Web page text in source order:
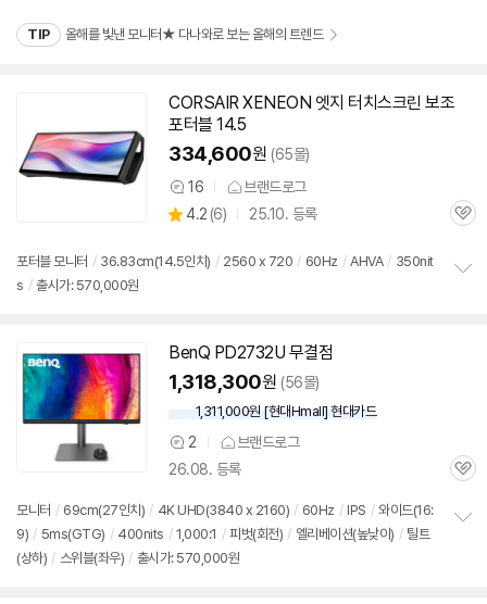
TIP 올해를 빛낸 모니터★ 다나와로 보는 올해의 트렌드
CORSAIR XENEON 엣지 터치스크린 보조
포터블 14.5
334,600원 (65몰)
상
품
견
16 브랜드로그
별
4.2 (상
리
6) 25.10. 등록
관
포터블모니터 / 36.83cm(14.5인치) / 2560 x 720 / 60Hz / AHVA / 350nit
s / 출시가: 570,000원
BenQ PD2732U 무결점
1,318,300원 (56몰)
1,311,000원 [현대Hmall] 현대카드
상
품
견
2
브랜드로그
26.08. 등록
관
모니터 / 69cm(27인치) / 4K UHD(3840 x 2160) / 60Hz / IPS / 와이드(16:
9) / 5ms(GTG) / 400nits / 1,000:1 / 피벗(회전) / 엘리베이션(높낮이) / 틸트
(상하) / 스위블(좌우) / 출시가: 570,000원